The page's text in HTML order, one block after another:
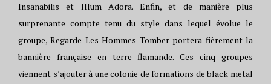
Insanabilis et Illum Adora. Enfin, et de manière plus
surprenante compte tenu du style dans lequel évolue le
groupe, Regarde Les Hommes Tomber portera fièrement la
bannière française en terre flamande. Ces cinq groupes
viennent s’ajouter à une colonie de formations de black metal